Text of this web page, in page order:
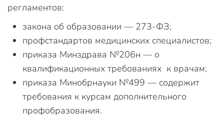
регламентов:
закона об образовании — 273-ФЗ;
профстандартов медицинских специалистов;
приказа Минздрава №206н — о
квалификационных требованиях к врачам;
приказа Минобрнауки №499 — содержит
требования к курсам дополнительного
профобразования.